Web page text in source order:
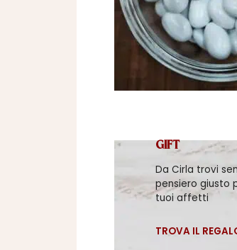
GIFT
Da Cirla trovi
pensiero giusto
tuoi affetti
TROVA IL